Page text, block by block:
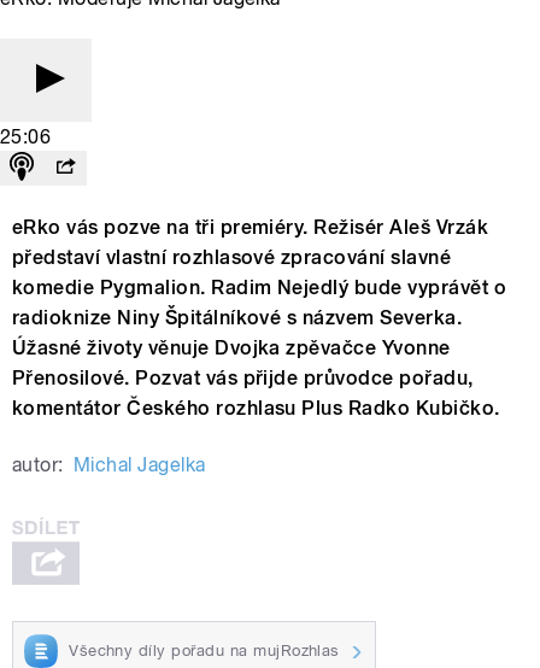
25:06
eRko vás pozve na tři premiéry. Režisér Aleš Vrzák
představí vlastní rozhlasové zpracování slavné
komedie Pygmalion. Radim Nejedlý bude vyprávět o
radioknize Niny Špitálníkové s názvem Severka.
Úžasné životy věnuje Dvojka zpěvačce Yvonne
Přenosilové. Pozvat vás přijde průvodce pořadu,
komentátor Českého rozhlasu Plus Radko Kubičko.
autor: Michal Jagelka
Všechny díly pořadu na mujRozhlas